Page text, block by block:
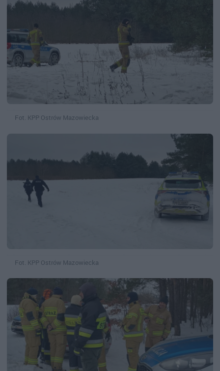
Fot. KPP Ostrów Mazowiecka
Fot. KPP Ostrów Mazowiecka